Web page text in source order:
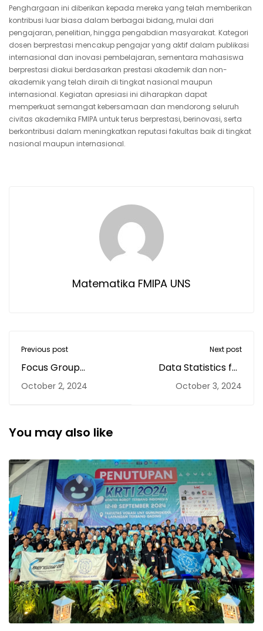
Penghargaan ini diberikan kepada mereka yang telah memberikan
kontribusi luar biasa dalam berbagai bidang, mulai dari
pengajaran, penelitian, hingga pengabdian masyarakat. Kategori
dosen berprestasi mencakup pengajar yang aktif dalam publikasi
internasional dan inovasi pembelajaran, sementara mahasiswa
berprestasi diakui berdasarkan prestasi akademik dan non-
akademik yang telah diraih di tingkat nasional maupun
internasional. Kegiatan apresiasi ini diharapkan dapat
memperkuat semangat kebersamaan dan mendorong seluruh
civitas akademika FMIPA untuk terus berprestasi, berinovasi, serta
berkontribusi dalam meningkatkan reputasi fakultas baik di tingkat
nasional maupun internasional.
Matematika FMIPA UNS
Previous post
Focus Group
Discussion on
Combinatorial
October 2, 2024
Next post
Data Statistics for
Government Policy:
Insights from Dr.
October 3, 2024
You may also like